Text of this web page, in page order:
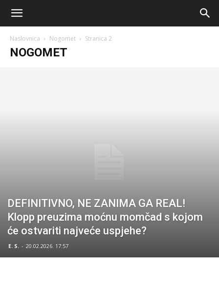
Sport
Naslovnica Nogomet Stranica 2
NOGOMET
DEFINITIVNO, NE ZANIMA GA REAL!
Klopp preuzima moćnu momčad s kojom
će ostvariti najveće uspjehe?
E. S. - 20.02.2026. 17:57